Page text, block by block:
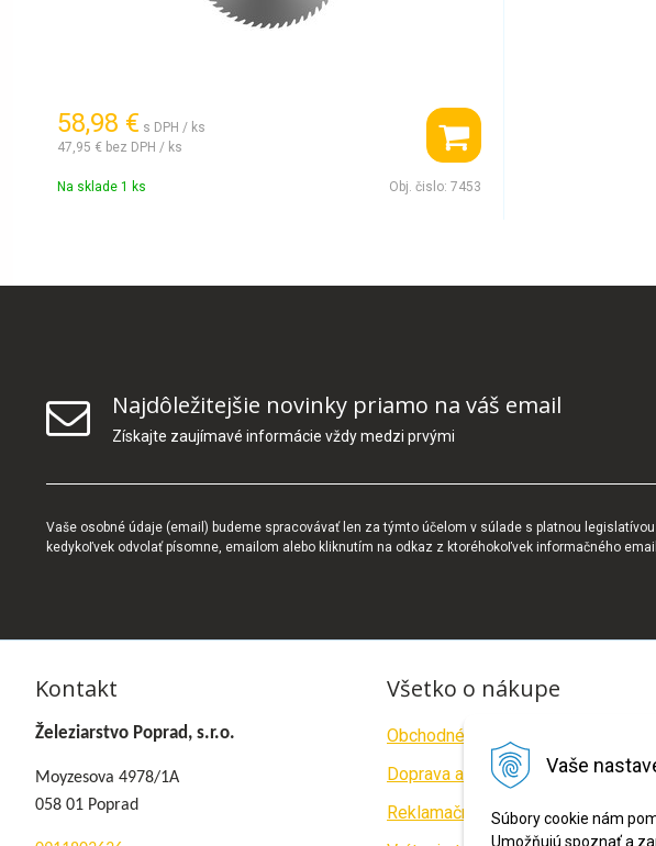
Vaše
Súbory cookie nám
Umožňujú spoznať a
58,98 € s DPH / ks
47,95 € bez DPH / ks
Na sklade 1 ks Obj. čislo: 7453
Najdôležitejšie novinky priamo na váš email
Získajte zaujímavé informácie vždy medzi prvými
Vaše osobné údaje (email) budeme spracovávať len za týmto účelom v súlade s platnou
kedykoľvek odvolať písomne, emailom alebo kliknutím na odkaz z ktoréhokoľvek informačného
Kontakt
Železiarstvo Poprad, s.r.o.
Moyzesova 4978/1A
058 01 Poprad
Všetko o nákupe
Obchodné podmienky
Doprava a platba
Reklamačný poriadok